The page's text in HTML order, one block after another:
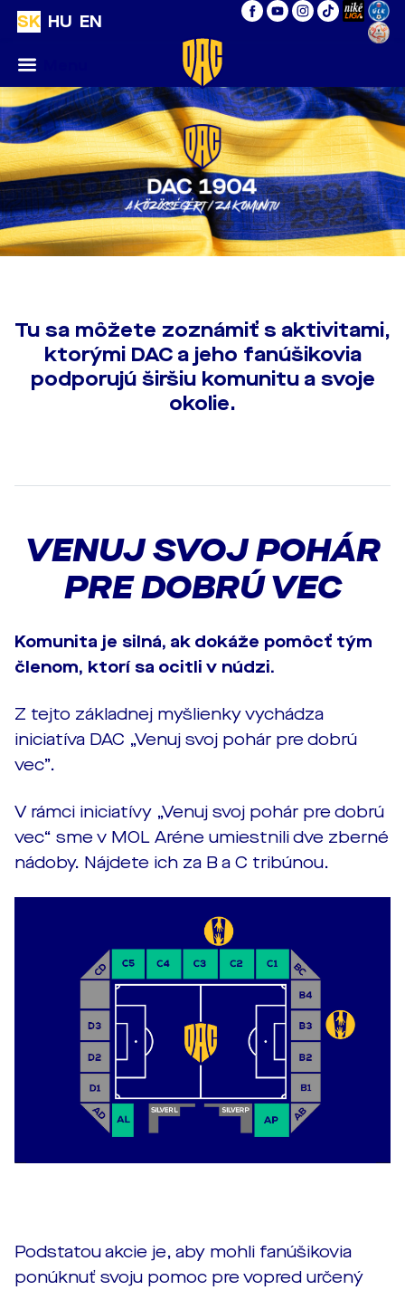
SK HU EN
Tu sa môžete zoznámiť s aktivitami,
ktorými DAC a jeho fanúšikovia
podporujú širšiu komunitu a svoje
okolie.
VENUJ SVOJ POHÁR
PRE DOBRÚ VEC
Komunita je silná, ak dokáže pomôcť tým
členom, ktorí sa ocitli v núdzi.
Z tejto základnej myšlienky vychádza
iniciatíva DAC „Venuj svoj pohár pre dobrú
vec”.
V rámci iniciatívy „Venuj svoj pohár pre dobrú
vec“ sme v MOL Aréne umiestnili dve zberné
nádoby. Nájdete ich za B a C tribúnou.
Podstatou akcie je, aby mohli fanúšikovia
ponúknuť svoju pomoc pre vopred určený